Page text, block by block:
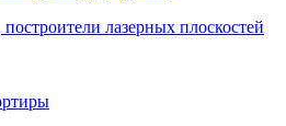
лазерных плоскостей